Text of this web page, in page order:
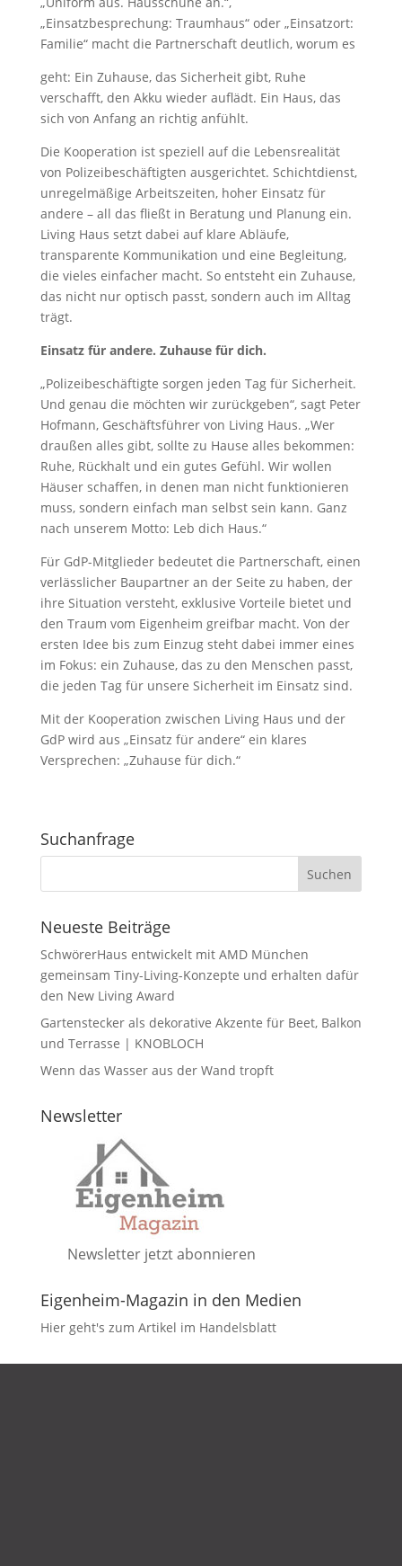
„Einsatzbesprechung: Traumhaus“ oder „Einsatzort:
Familie“ macht die Partnerschaft deutlich, worum es
geht: Ein Zuhause, das Sicherheit gibt, Ruhe
verschafft, den Akku wieder auflädt. Ein Haus, das
sich von Anfang an richtig anfühlt.
Die Kooperation ist speziell auf die Lebensrealität
von Polizeibeschäftigten ausgerichtet. Schichtdienst,
unregelmäßige Arbeitszeiten, hoher Einsatz für
andere – all das fließt in Beratung und Planung ein.
Living Haus setzt dabei auf klare Abläufe,
transparente Kommunikation und eine Begleitung,
die vieles einfacher macht. So entsteht ein Zuhause,
das nicht nur optisch passt, sondern auch im Alltag
trägt.
Einsatz für andere. Zuhause für dich.
„Polizeibeschäftigte sorgen jeden Tag für Sicherheit.
Und genau die möchten wir zurückgeben“, sagt Peter
Hofmann, Geschäftsführer von Living Haus. „Wer
draußen alles gibt, sollte zu Hause alles bekommen:
Ruhe, Rückhalt und ein gutes Gefühl. Wir wollen
Häuser schaffen, in denen man nicht funktionieren
muss, sondern einfach man selbst sein kann. Ganz
nach unserem Motto: Leb dich Haus.“
Für GdP-Mitglieder bedeutet die Partnerschaft, einen
verlässlicher Baupartner an der Seite zu haben, der
ihre Situation versteht, exklusive Vorteile bietet und
den Traum vom Eigenheim greifbar macht. Von der
ersten Idee bis zum Einzug steht dabei immer eines
im Fokus: ein Zuhause, das zu den Menschen passt,
die jeden Tag für unsere Sicherheit im Einsatz sind.
Mit der Kooperation zwischen Living Haus und der
GdP wird aus „Einsatz für andere“ ein klares
Versprechen: „Zuhause für dich.“
Suchanfrage
Neueste Beiträge
SchwörerHaus entwickelt mit AMD München
gemeinsam Tiny-Living-Konzepte und erhalten dafür
den New Living Award
Gartenstecker als dekorative Akzente für Beet, Balkon
und Terrasse | KNOBLOCH
Wenn das Wasser aus der Wand tropft
Newsletter
Newsletter jetzt abonnieren
Eigenheim-Magazin in den Medien
Hier geht's zum Artikel im Handelsblatt
DATENSCHUTZ